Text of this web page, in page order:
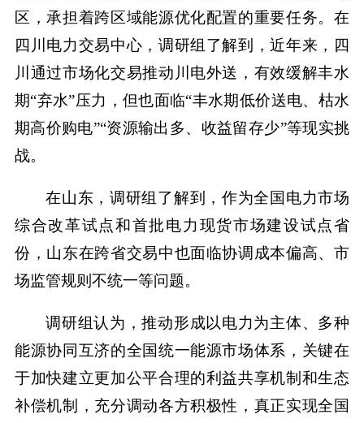
区，承担着跨区域能源优化配置的重要任务。在
四川电力交易中心，调研组了解到，近年来，四
川通过市场化交易推动川电外送，有效缓解丰水
期“弃水”压力，但也面临“丰水期低价送电、枯水
期高价购电”“资源输出多、收益留存少”等现实挑
战。
在山东，调研组了解到，作为全国电力市场
综合改革试点和首批电力现货市场建设试点省
份，山东在跨省交易中也面临协调成本偏高、市
场监管规则不统一等问题。
调研组认为，推动形成以电力为主体、多种
能源协同互济的全国统一能源市场体系，关键在
于加快建立更加公平合理的利益共享机制和生态
补偿机制，充分调动各方积极性，真正实现全国